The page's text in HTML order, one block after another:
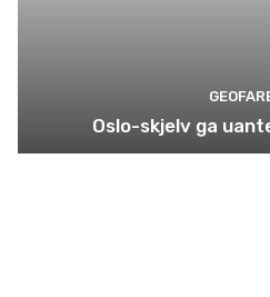
Oslo-skjelv ga